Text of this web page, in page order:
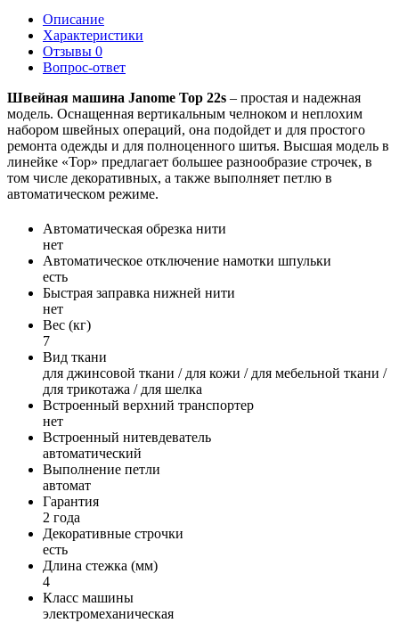
Описание
Характеристики
Отзывы 0
Вопрос-ответ
Швейная машина Janome Top 22s – простая и надежная
модель. Оснащенная вертикальным челноком и неплохим
набором швейных операций, она подойдет и для простого
ремонта одежды и для полноценного шитья. Высшая модель в
линейке «Top» предлагает большее разнообразие строчек, в
том числе декоративных, а также выполняет петлю в
автоматическом режиме.
Автоматическая обрезка нити
нет
Автоматическое отключение намотки шпульки
есть
Быстрая заправка нижней нити
нет
Вес (кг)
7
Вид ткани
для джинсовой ткани / для кожи / для мебельной ткани /
для трикотажа / для шелка
Встроенный верхний транспортер
нет
Встроенный нитевдеватель
автоматический
Выполнение петли
автомат
Гарантия
2 года
Декоративные строчки
есть
Длина стежка (мм)
4
Класс машины
электромеханическая